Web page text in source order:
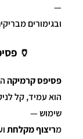
—
ובגימורים
🏺
פסיפס קרמיקה
הוא עמיד, קל
שימוש —
מריצוף מקלחת